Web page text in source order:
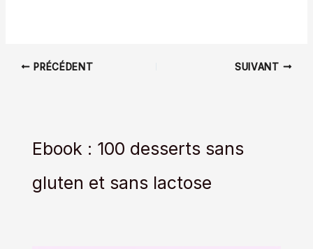
PRÉCÉDENT SUIVANT
Ebook : 100 desserts sans
gluten et sans lactose